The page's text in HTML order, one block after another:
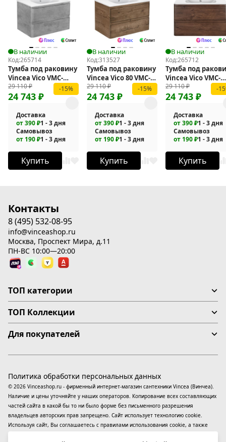
В наличии
Код:265714
Тумба под раковину
Vincea Vico VMC-
2V800BT подвесная
29 110₽
24 743 ₽
-15%
Доставка
от 390 ₽1 - 3 дня
Самовывоз
от 190 ₽1 - 3 дня
Купить
В наличии
Код:313527
Тумба под раковину
Vincea Vico 80 VMC-
2V800VO подвесная
29 110₽
24 743 ₽
-15%
Доставка
от 390 ₽1 - 3 дня
Самовывоз
от 190 ₽1 - 3 дня
Купить
В наличии
Код:265712
Тумба под
Vincea Vico VMC-
2V800RW
29 110₽
24 743 ₽
-
Доставка
от 390 ₽1 - 3 дня
Самовывоз
от 190 ₽1 - 3 дня
Купить
Контакты
8 (495) 532-08-95
info@vinceashop.ru
Москва, Проспект Мира, д.11
ПН-ВС 10:00—20:00
ТОП категории
ТОП Коллекции
Для покупателей
© 2026 Vinceashop.ru - фирменный интернет-магазин сантехники Vincea (Винчеа).
Наличие и цены уточняйте у наших операторов. Копирование всех составляющих
частей сайта в какой бы то ни было форме без письменного разрешения
владельцев авторских прав запрещено. Сайт использует технологию cookie.
Используя сайт, Вы соглашаетесь с правилами использования cookie, а также
Политика обработки персональных данных